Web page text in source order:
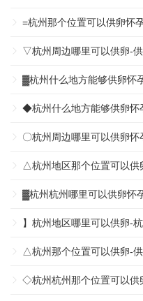
=杭州那个位置可以供卵怀
▽杭州周边哪里可以供卵-
▓杭州什么地方能够供卵怀
◆杭州什么地方能够供卵怀
〇杭州周边哪里可以供卵怀
△杭州地区那个位置可以供
▓杭州杭州哪里可以供卵怀
】杭州地区哪里可以供卵-
△杭州那个位置可以供卵-
◇杭州杭州那个位置可以供